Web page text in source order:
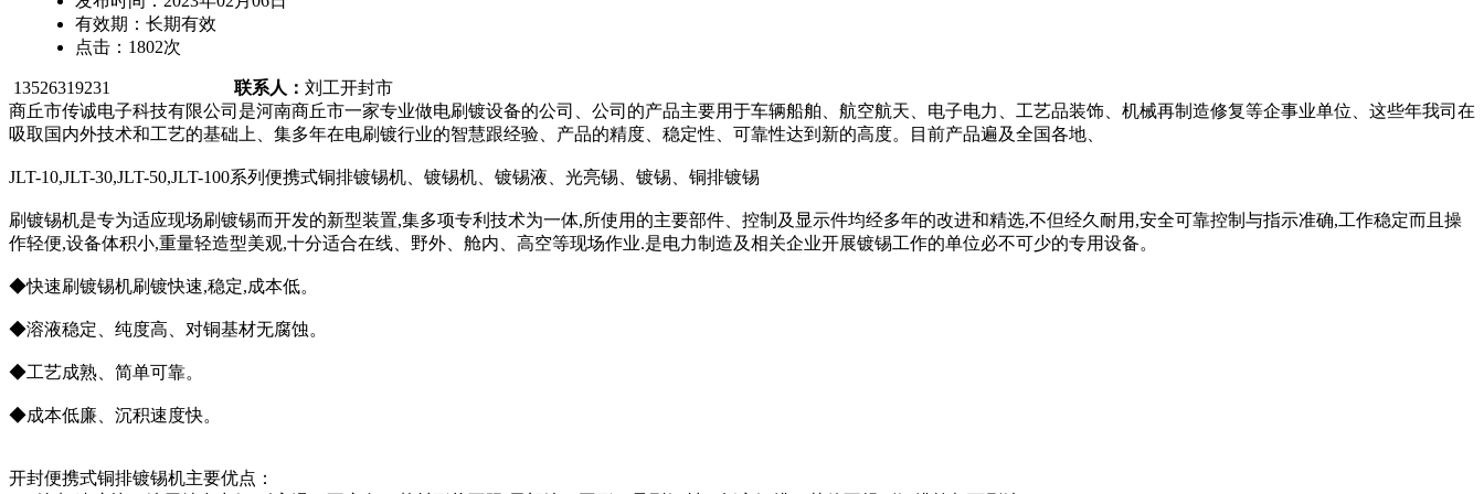
有效期： 长期有效
点击： 1802次
13526319231 联系人： 刘工开封市
商丘市传诚电子科技有限公司是河南商丘市一家专业做电刷镀设备的公司、公司的产品主要用于车辆船舶、航空航天、电子电力、工艺品装饰、机械再制造修复等企事业单位、这些年我司在
吸取国内外技术和工艺的基础上、集多年在电刷镀行业的智慧跟经验、产品的精度、稳定性、可靠性达到新的高度。目前产品遍及全国各地、
JLT-10,JLT-30,JLT-50,JLT-100系列便携式铜排镀锡机、镀锡机、镀锡液、光亮锡、镀锡、铜排镀锡
刷镀锡机是专为适应现场刷镀锡而开发的新型装置,集多项专利技术为一体,所使用的主要部件、控制及显示件均经多年的改进和精选,不但经久耐用,安全可靠控制与指示准确,工作稳定而且操
作轻便,设备体积小,重量轻造型美观,十分适合在线、野外、舱内、高空等现场作业.是电力制造及相关企业开展镀锡工作的单位必不可少的专用设备。
◆快速刷镀锡机刷镀快速,稳定,成本低。
◆溶液稳定、纯度高、对铜基材无腐蚀。
◆工艺成熟、简单可靠。
◆成本低廉、沉积速度快。
开封便携式铜排镀锡机主要优点：